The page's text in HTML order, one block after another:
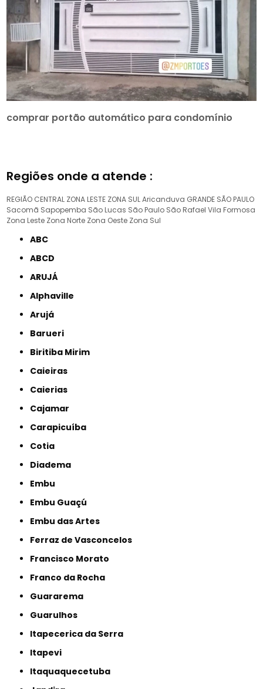
comprar portão automático para condomínio
Regiões onde a atende :
REGIÃO CENTRAL ZONA LESTE ZONA SULAricanduva GRANDE SÃO PAULO
Sacomã Sapopemba São Lucas São Paulo São Rafael Vila Formosa
Zona Leste Zona Norte Zona Oeste Zona Sul
ABC
ABCD
ARUJÁ
Alphaville
Arujá
Barueri
Biritiba Mirim
Caieiras
Caierias
Cajamar
Carapicuíba
Cotia
Diadema
Embu
Embu Guaçú
Embu das Artes
Ferraz de Vasconcelos
Francisco Morato
Franco da Rocha
Guararema
Guarulhos
Itapecerica da Serra
Itapevi
Itaquaquecetuba